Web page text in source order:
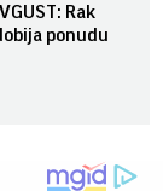
Rak
ponudu